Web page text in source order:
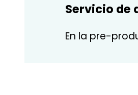
Servicio de
En la pre-